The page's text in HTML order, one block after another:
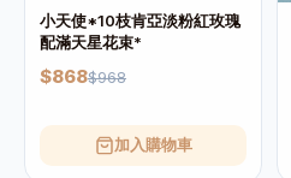
小天使*10枝肯亞淡粉紅玫瑰
配滿天星花束*
$868$968
加入購物車